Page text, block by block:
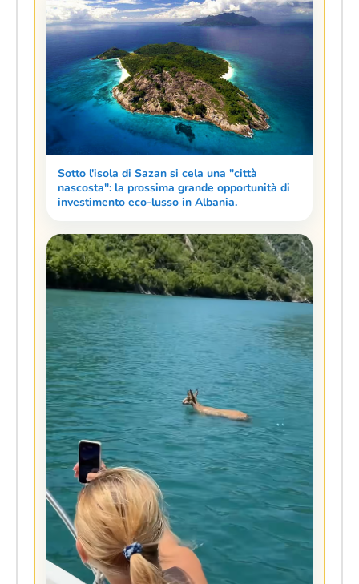
Sotto l'isola di Sazan si cela una "città
nascosta": la prossima grande opportunità di
investimento eco-lusso in Albania.